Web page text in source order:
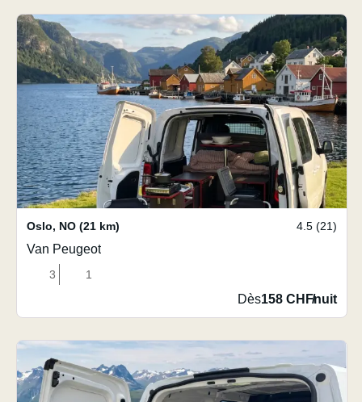
Oslo, NO (21 km) 4.5 (21)
Van Peugeot
3 1
Dès158 CHF/nuit